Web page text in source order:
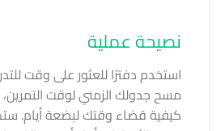
نصيحة عملية
استخدم دفترًا للعثور على وقت
مسح جدولك الزمني لوقت
كيفية قضاء وقتك لبضعة أيام.